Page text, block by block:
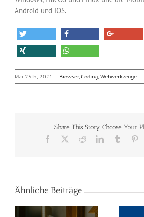
Android und iOS.
Mai 25th, 2021 | Browser, Coding, Webwerkzeuge |
Share This Story, Choose Your
Facebook RedditLinkedInTumblr
Ähnliche Beiträge